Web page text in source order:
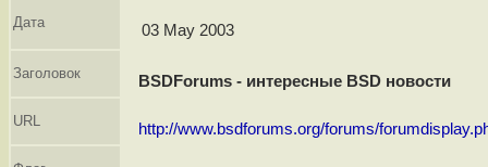
Дата 03 May 2003
Заголовок BSDForums - интересные BSD новости
URL http://www.bsdforums.org/forums/